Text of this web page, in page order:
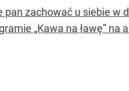
zachować u siebie w
„Kawa na ławę”